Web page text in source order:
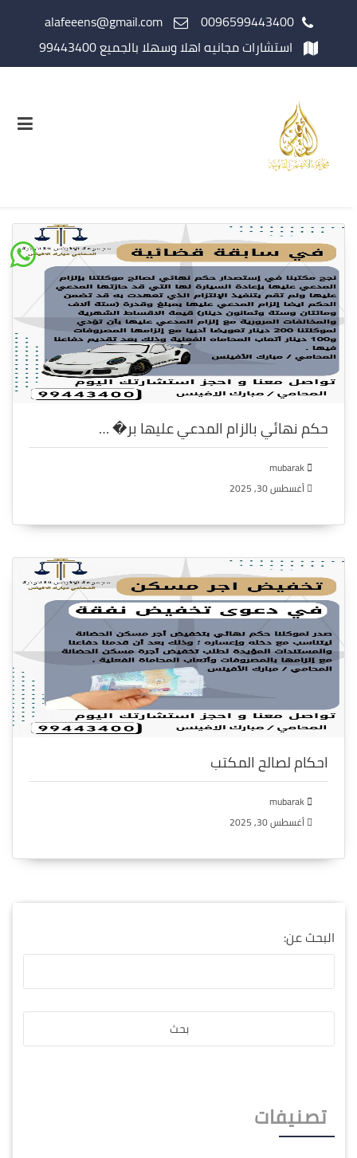
0096599443400
alafeeens@gmail.com
استشارات مجانيه اهلا وسهلا بالجميع 99443400
حكم نهائي بالزام المدعي عليها بر� …
أغسطس 30, 2025
احكام لصالح المكتب
أغسطس 30, 2025
البحث عن:
تصنيفات